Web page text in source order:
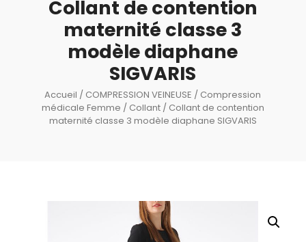
Collant de contention
maternité classe 3
modèle diaphane
SIGVARIS
Accueil / COMPRESSION VEINEUSE / Compression
médicale Femme / Collant/ Collant de contention
maternité classe 3 modèle diaphane SIGVARIS